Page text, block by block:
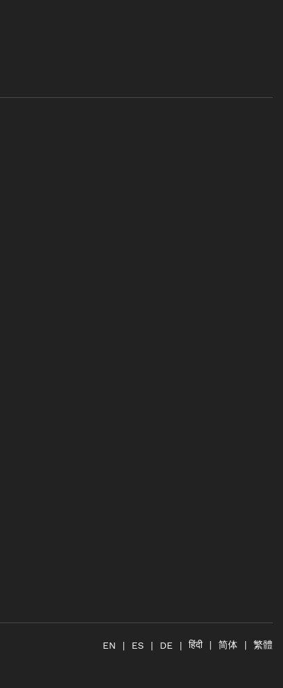
EN ES DE हिंदी 简体 繁體